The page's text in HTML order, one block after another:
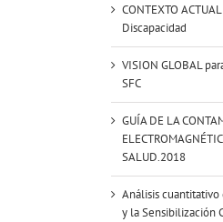
CONTEXTO
Discapacidad
VISION GLOBAL
SFC
GUÍA DE LA
SALUD.2018
Análisis
y la Sensibilización